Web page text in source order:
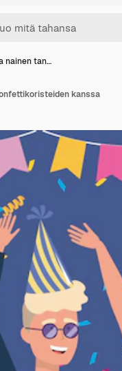
nainen tan…
kanssa